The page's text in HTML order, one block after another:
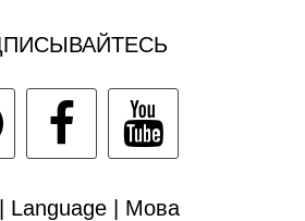
Language | Мова